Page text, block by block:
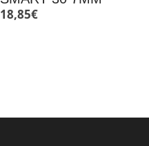
18,85€